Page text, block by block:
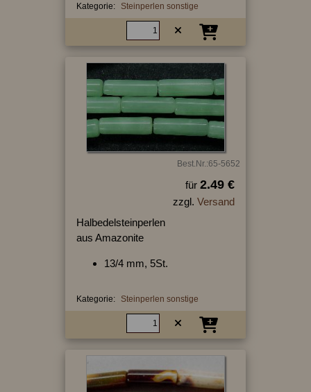
Kategorie: Steinperlen sonstige
Best.Nr.:65-5652
für 2.49 €
zzgl. Versand
Halbedelsteinperlen
aus Amazonite
13/4 mm, 5St.
Kategorie: Steinperlen sonstige